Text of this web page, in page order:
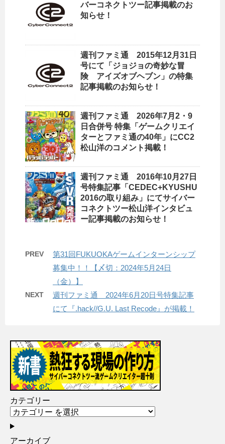
バーコネクトツー記事掲載のお
知らせ！
週刊ファミ通 2015年12月31日
号にて「ジョジョの奇妙な冒
険 アイズオブヘブン」の特集
記事掲載のお知らせ！
週刊ファミ通 2026年7月2・9
日合併号 特集「ゲームクリエイ
ターとファミ通の40年」にCC2
松山洋のコメント掲載！
週刊ファミ通 2016年10月27日
号特集記事「CEDEC+KYUSHU
2016の取り組み」にてサイバー
コネクトツー松山洋インタビュ
ー記事掲載のお知らせ！
PREV
第31回FUKUOKAゲームインターンシップ
募集中！！【〆切：2024年5月24日
（金）】
NEXT
週刊ファミ通 2024年6月20日号特集記事
にて『.hack//G.U. Last Recode』が掲載！
カテゴリー
アーカイブ